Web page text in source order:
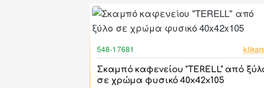
548-17681
Σκαμπό καφενείου "TERELL" από
σε χρώμα φυσικό 40x42x105